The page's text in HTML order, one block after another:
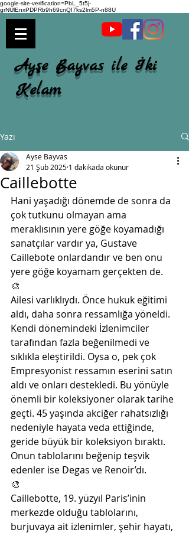
google-site-verification=PbL_5t5j-
grNUlEnxPDPRb9h69cnQI7ks2lm5P-n88U
Ayşe Bayvas ile İki
Kelam
Yazı
Caillebotte
Ayse Bayvas
21 Şub 2025 1 dakikada okunur
Hani yaşadığı dönemde de sonra da
çok tutkunu olmayan ama
meraklısının yere göğe koyamadığı
sanatçılar vardır ya, Gustave
Caillebote onlardandır ve ben onu
yere göğe koyamam gerçekten de.
🎨
Ailesi varlıklıydı. Önce hukuk eğitimi
aldı, daha sonra ressamlığa yöneldi.
Kendi dönemindeki İzlenimciler
tarafından fazla beğenilmedi ve
sıklıkla eleştirildi. Oysa o, pek çok
Empresyonist ressamın eserini satın
aldı ve onları destekledi. Bu yönüyle
önemli bir koleksiyoner olarak tarihe
geçti. 45 yaşında akciğer rahatsızlığı
nedeniyle hayata veda ettiğinde,
geride büyük bir koleksiyon bıraktı.
Onun tablolarını beğenip teşvik
edenler ise Degas ve Renoir’dı.
🎨
Caillebotte, 19. yüzyıl Paris’inin
merkezde olduğu tablolarını,
burjuvaya ait izlenimler, şehir hayatı,